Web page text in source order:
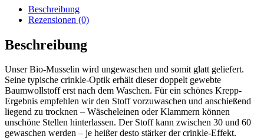
Beschreibung
Rezensionen (0)
Beschreibung
Unser Bio-Musselin wird ungewaschen und somit glatt geliefert.
Seine typische crinkle-Optik erhält dieser doppelt gewebte
Baumwollstoff erst nach dem Waschen. Für ein schönes Krepp-
Ergebnis empfehlen wir den Stoff vorzuwaschen und anschießend
liegend zu trocknen – Wäscheleinen oder Klammern können
unschöne Stellen hinterlassen. Der Stoff kann zwischen 30 und 60
gewaschen werden – je heißer desto stärker der crinkle-Effekt.